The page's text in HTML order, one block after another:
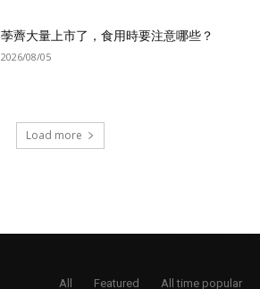
荸薺大量上市了，食用時要注意哪些？
2026/08/05
Load more
All Featured All time popular